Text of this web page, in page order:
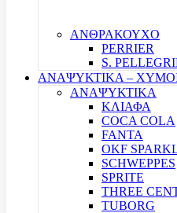
ΑΝΘΡΑΚΟΥΧΟ
PERRIER
S.
ΑΝΑΨΥΚΤΙΚΑ – ΧΥΜΟΙ
ΑΝΑΨΥΚΤΙΚΑ
ΚΛΙΑΦΑ
COCA COLA
FANTA
OKF
SCHWEPPES
SPRITE
THREE
TUBORG